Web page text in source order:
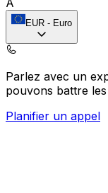
EUR - Euro
Parlez avec un
pouvons battre
Planifier un appel